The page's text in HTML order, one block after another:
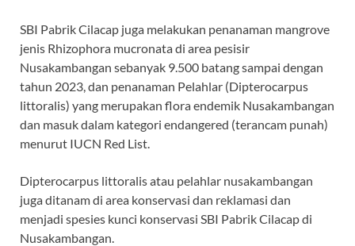
SBI Pabrik Cilacap juga melakukan penanaman mangrove
jenis Rhizophora mucronata di area pesisir
Nusakambangan sebanyak 9.500 batang sampai dengan
tahun 2023, dan penanaman Pelahlar (Dipterocarpus
littoralis) yang merupakan flora endemik Nusakambangan
dan masuk dalam kategori endangered (terancam punah)
menurut IUCN Red List.
Dipterocarpus littoralis atau pelahlar nusakambangan
juga ditanam di area konservasi dan reklamasi dan
menjadi spesies kunci konservasi SBI Pabrik Cilacap di
Nusakambangan.